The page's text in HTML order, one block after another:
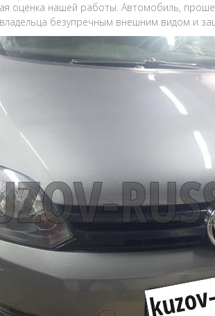
оценка нашей работы. Автомобиль,
владельца безупречным внешним видом и